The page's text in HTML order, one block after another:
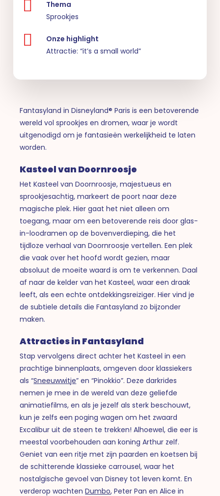
Thema
Sprookjes
Onze highlight
Attractie: “it’s a small world”
Fantasyland in Disneyland® Paris is een betoverende
wereld vol sprookjes en dromen, waar je wordt
uitgenodigd om je fantasieën werkelijkheid te laten
worden.
Kasteel van Doornroosje
Het Kasteel van Doornroosje, majestueus en
sprookjesachtig, markeert de poort naar deze
magische plek. Hier gaat het niet alleen om
toegang, maar om een betoverende reis door glas-
in-loodramen op de bovenverdieping, die het
tijdloze verhaal van Doornroosje vertellen. Een plek
die vaak over het hoofd wordt gezien, maar
absoluut de moeite waard is om te verkennen. Daal
af naar de kelder van het Kasteel, waar een draak
leeft, als een echte ontdekkingsreiziger. Hier vind je
de subtiele details die Fantasyland zo bijzonder
maken.
Attracties in Fantasyland
Stap vervolgens direct achter het Kasteel in een
prachtige binnenplaats, omgeven door klassiekers
als “Sneeuwwitje” en “Pinokkio”. Deze darkrides
nemen je mee in de wereld van deze geliefde
animatiefilms, en als je jezelf als sterk beschouwt,
kun je zelfs een poging wagen om het zwaard
Excalibur uit de steen te trekken! Alhoewel, die eer is
meestal voorbehouden aan koning Arthur zelf.
Geniet van een ritje met zijn paarden en koetsen bij
de schitterende klassieke carrousel, waar het
nostalgische gevoel van Disney tot leven komt. En
verderop wachtenDumbo, Peter Pan en Alice in